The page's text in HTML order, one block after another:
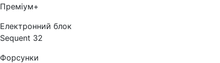
Преміум+
Електронний блок
Sequent 32
Форсунки